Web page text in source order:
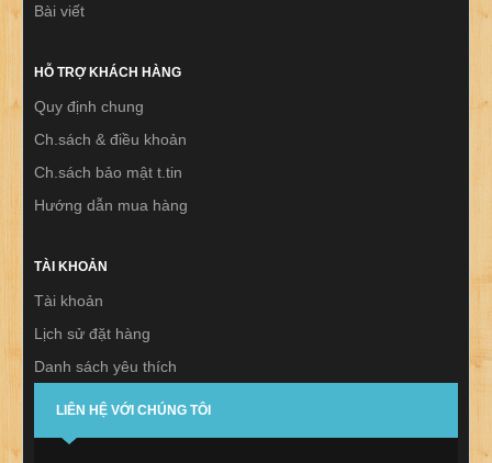
Bài viết
HỖ TRỢ KHÁCH HÀNG
Quy định chung
Ch.sách & điều khoản
Ch.sách bảo mật t.tin
Hướng dẫn mua hàng
TÀI KHOẢN
Tài khoản
Lịch sử đặt hàng
Danh sách yêu thích
Thư báo
LIÊN HỆ VỚI CHÚNG TÔI